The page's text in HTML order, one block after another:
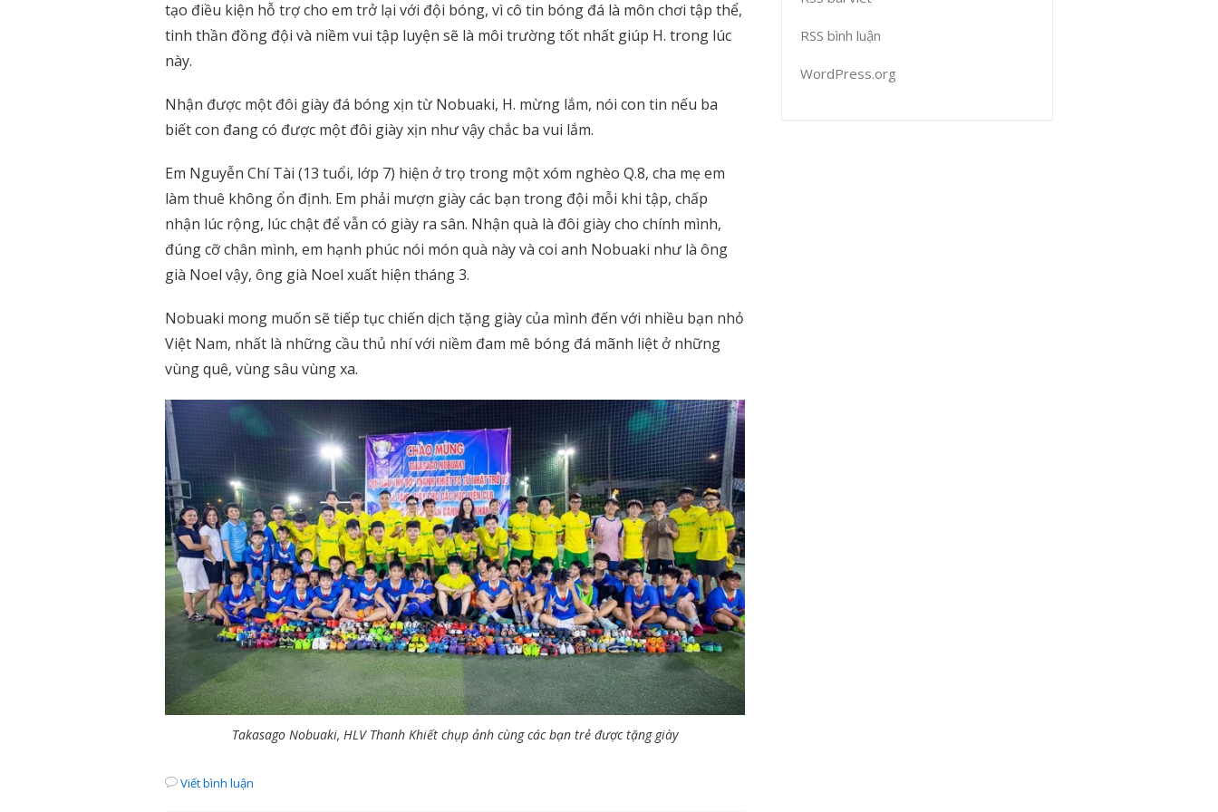
tạo điều kiện hỗ trợ cho em trở lại với đội bóng, vì cô tin bóng đá là môn chơi tập thể,
tinh thần đồng đội và niềm vui tập luyện sẽ là môi trường tốt nhất giúp H. trong lúc
này.
Nhận được một đôi giày đá bóng xịn từ Nobuaki, H. mừng lắm, nói con tin nếu ba
biết con đang có được một đôi giày xịn như vậy chắc ba vui lắm.
Em Nguyễn Chí Tài (13 tuổi, lớp 7) hiện ở trọ trong một xóm nghèo Q.8, cha mẹ em
làm thuê không ổn định. Em phải mượn giày các bạn trong đội mỗi khi tập, chấp
nhận lúc rộng, lúc chật để vẫn có giày ra sân. Nhận quà là đôi giày cho chính mình,
đúng cỡ chân mình, em hạnh phúc nói món quà này và coi anh Nobuaki như là ông
già Noel vậy, ông già Noel xuất hiện tháng 3.
Nobuaki mong muốn sẽ tiếp tục chiến dịch tặng giày của mình đến với nhiều bạn nhỏ
Việt Nam, nhất là những cầu thủ nhí với niềm đam mê bóng đá mãnh liệt ở những
vùng quê, vùng sâu vùng xa.
Takasago Nobuaki, HLV Thanh Khiết chụp ảnh cùng các bạn trẻ được tặng giày
Viết bình luận
RSS bình luận
WordPress.org